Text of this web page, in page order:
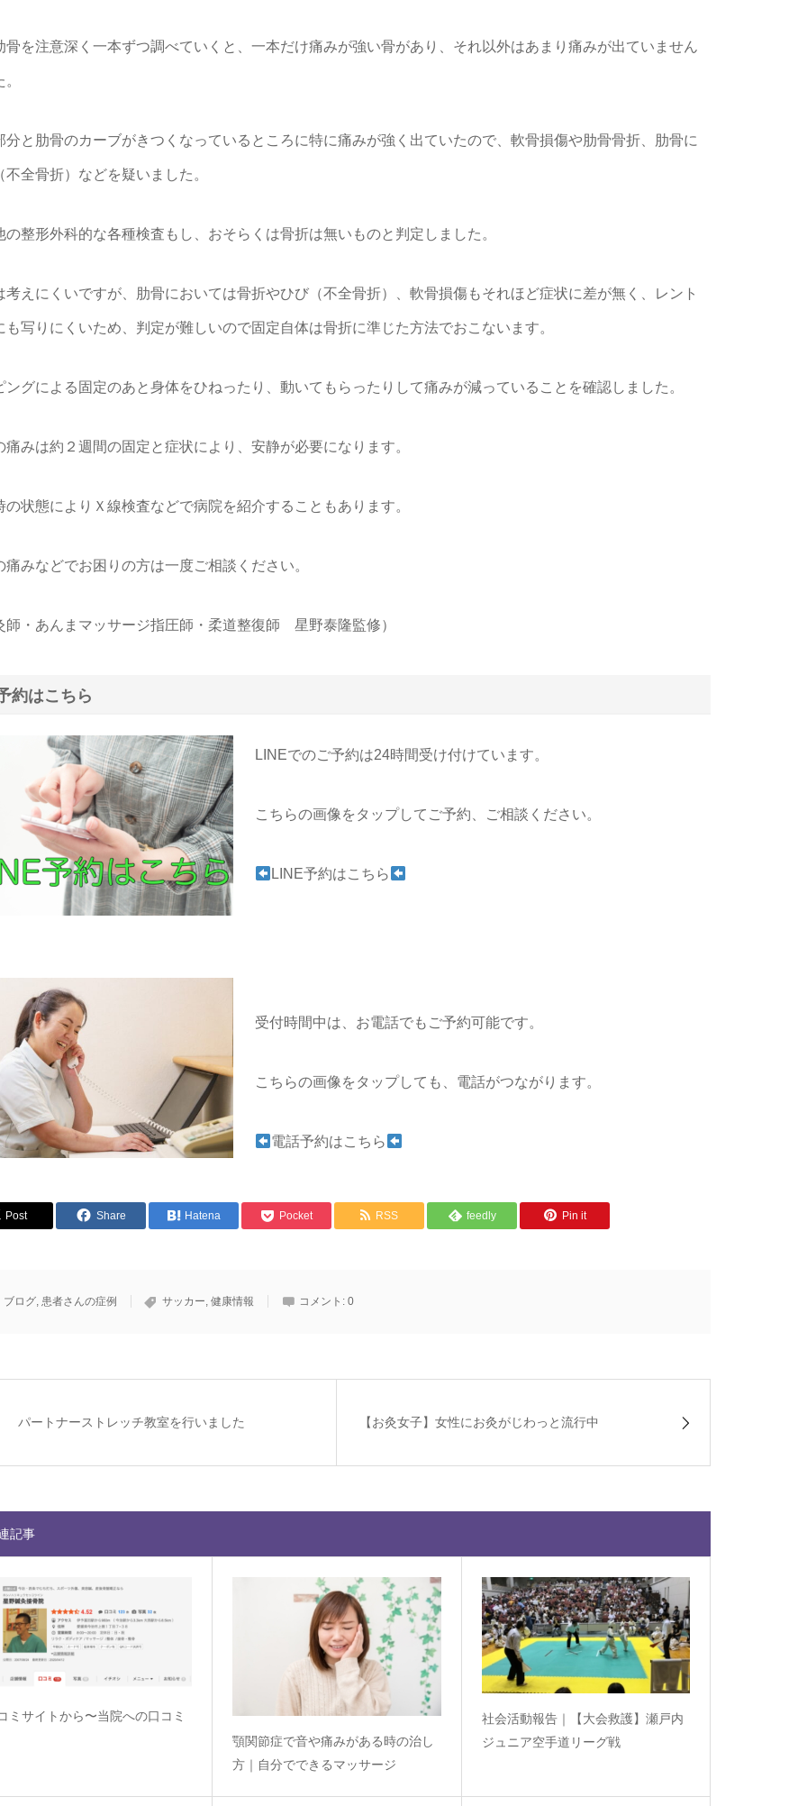
骨を注意深く一本ずつ調べていくと、一本だけ痛みが強い骨があり、それ以外はあまり痛みが出ていません
分と肋骨のカーブがきつくなっているところに特に痛みが強く出ていたので、軟骨損傷や肋骨骨折、肋骨に
不全骨折）などを疑いました。
の整形外科的な各種検査もし、おそらくは骨折は無いものと判定しました。
考えにくいですが、肋骨においては骨折やひび（不全骨折）、軟骨損傷もそれほど症状に差が無く、レント
も写りにくいため、判定が難しいので固定自体は骨折に準じた方法でおこないます。
ングによる固定のあと身体をひねったり、動いてもらったりして痛みが減っていることを確認しました。
痛みは約２週間の固定と症状により、安静が必要になります。
の状態によりＸ線検査などで病院を紹介することもあります。
痛みなどでお困りの方は一度ご相談ください。
師・あんまマッサージ指圧師・柔道整復師 星野泰隆監修）
約はこちら
LINEでのご予約は24時間受け付けています。
こちらの画像をタップしてご予約、ご相談ください。
LINE予約はこちら
受付時間中は、お電話でもご予約可能です。
こちらの画像をタップしても、電話がつながります。
電話予約はこちら
Post Share Hatena Pocket RSS feedly Pin it
ブログ, 患者さんの症例 サッカー, 健康情報 コメント: 0
パートナーストレッチ教室を行いました 【お灸女子】女性にお灸がじわっと流行中
記事
ミサイトから〜当院への口コミ
顎関節症で音や痛みがある時の治し
方｜自分でできるマッサージ
社会活動報告｜【大会救護】瀬戸内
ジュニア空手道リーグ戦